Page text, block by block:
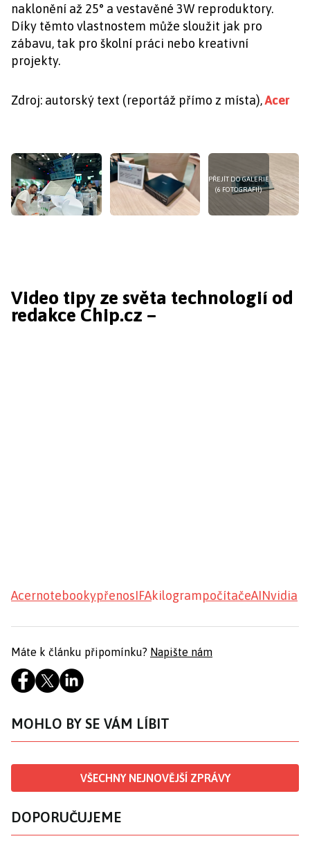
naklonění až 25° a vestavěné 3W reproduktory.
Díky těmto vlastnostem může sloužit jak pro
zábavu, tak pro školní práci nebo kreativní
projekty.
Zdroj: autorský text (reportáž přímo z místa),Acer
PŘEJÍT DO GALERIE
(6 FOTOGRAFIÍ)
Video tipy ze světa technologií od
redakce Chip.cz –
AcernotebookypřenosIFAkilogrampočítačeAINvidia
Máte k článku připomínku? Napište nám
MOHLO BY SE VÁM LÍBIT
VŠECHNY NEJNOVĚJŠÍ ZPRÁVY
DOPORUČUJEME